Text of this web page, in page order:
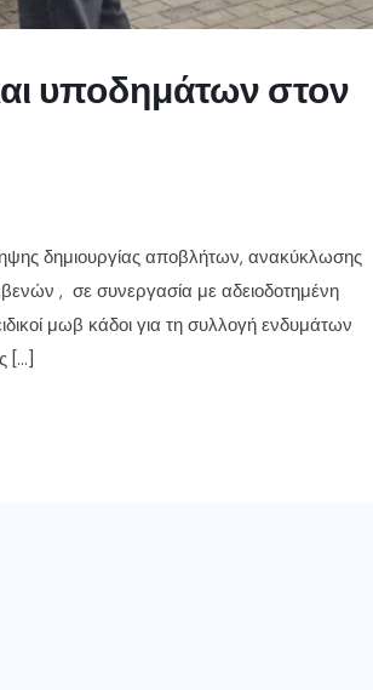
υποδημάτων στον
δημιουργίας αποβλήτων, ανακύκλωσης
, σε συνεργασία με αδειοδοτημένη
μωβ κάδοι για τη συλλογή ενδυμάτων
[…]